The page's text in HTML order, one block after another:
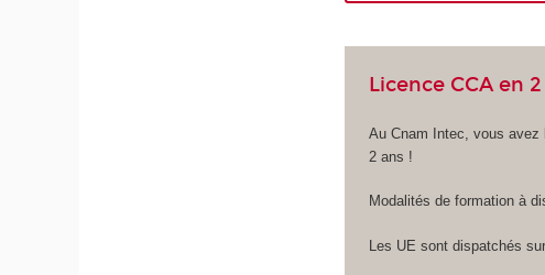
Licence CCA en
Au Cnam Intec, vous avez
2 ans !
Modalités de formation à
Les UE sont dispatchés